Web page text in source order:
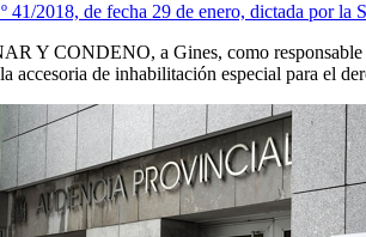
41/2018, de fecha 29 de enero, dictada por
Y CONDENO, a Gines, como responsable
accesoria de inhabilitación especial para el